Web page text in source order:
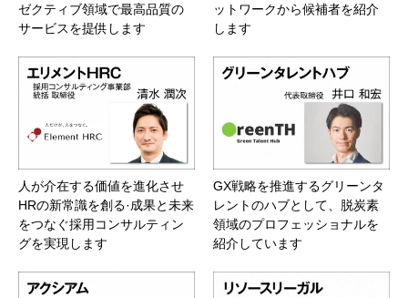
ゼクティブ領域で最高品質の
サービスを提供します
ットワークから候補者を紹介
します
人が介在する価値を進化させ
HRの新常識を創る·成果と未来
をつなぐ採用コンサルティン
グを実現します
GX戦略を推進するグリーンタ
レントのハブとして、脱炭素
領域のプロフェッショナルを
紹介しています